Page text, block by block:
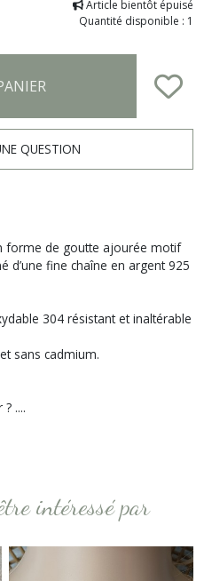
Article bientôt épuisé
Quantité disponible : 1
QUESTION
forme de goutte ajourée motif
d’une fine chaîne en argent 925
304 résistant et inaltérable
sans cadmium.
....
intéressé par